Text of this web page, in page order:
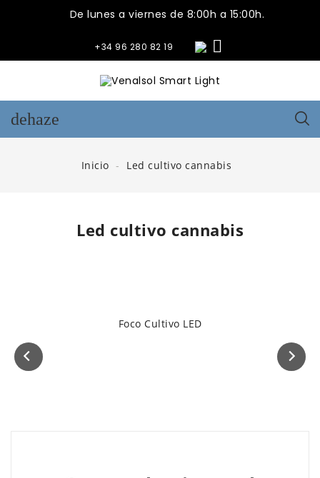
De lunes a viernes de 8:00h a 15:00h.
+34 96 280 82 19 
dehaze
Inicio Led cultivo cannabis
Led cultivo cannabis
Foco Cultivo LED